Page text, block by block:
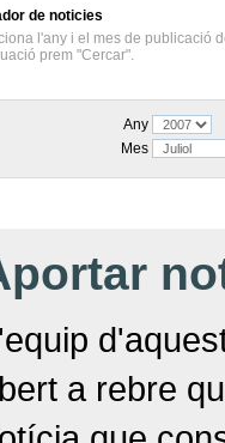
de noticies
l'any i el mes de publicació
prem "Cercar".
Any
Mes
a rebre